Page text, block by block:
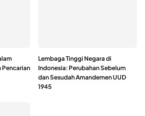
Pencarian
Lembaga Tinggi Negara di
Indonesia: Perubahan Sebelum
dan Sesudah Amandemen UUD
1945